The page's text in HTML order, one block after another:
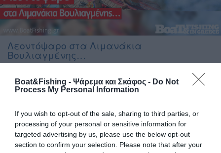
Boat&Fishing - Ψάρεμα και Σκάφος - Do Not
Process My Personal Information
If you wish to opt-out of the sale, sharing to third parties, or
processing of your personal or sensitive information for
targeted advertising by us, please use the below opt-out
section to confirm your selection. Please note that after your
Λεοντόψαρο στα Λιμανάκια
Βουλιαγμένης…
Δυστυχώς τα λεοντόψαρα έκαναν την εμφάνιση τους και στην
Αττική, το συγκεκριμένο εμφανίστηκε στα Λιμανάκια
Βουλιαγμένης Το Σάββατο 18 Ιουλίου στις 9:30 πμ ο
με τους μαθητές του για εκπαίδευση στο δημοφιλές
καταδυτικό σημείο που βρίσκεται στο 2ο Λιμανάκι
Βουλιαγμένης. Με το που μπήκε στο νερό και σε βάθος μόλις